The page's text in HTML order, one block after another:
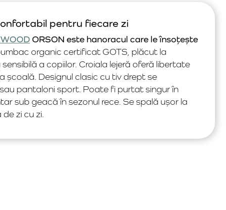
pentru fiecare zi
ORSON este hanoracul care le însoțește
organic certificat GOTS, plăcut la
a copiilor. Croiala lejeră oferă libertate
școală. Designul clasic cu tiv drept se
pantaloni sport. Poate fi purtat singur în
sub geacă în sezonul rece. Se spală ușor la
zi cu zi.